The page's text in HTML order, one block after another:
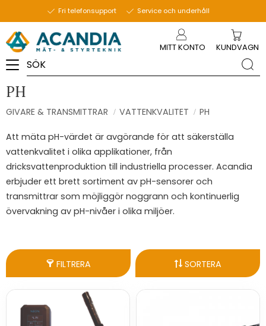
Fri telefonsupport Service och underhåll
MITT KONTO KUNDVAGN
PH
GIVARE & TRANSMITTRAR VATTENKVALITET PH
Att mäta pH-värdet är avgörande för att säkerställa
vattenkvalitet i olika applikationer, från
dricksvattenproduktion till industriella processer. Acandia
erbjuder ett brett sortiment av pH-sensorer och
transmittrar som möjliggör noggrann och kontinuerlig
övervakning av pH-nivåer i olika miljöer.
FILTRERA SORTERA